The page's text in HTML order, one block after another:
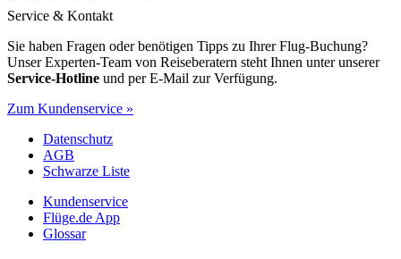
Service & Kontakt
Sie haben Fragen oder benötigen Tipps zu Ihrer Flug-Buchung?
Unser Experten-Team von Reiseberatern steht Ihnen unter unserer
Service-Hotline und per E-Mail zur Verfügung.
Zum Kundenservice »
Datenschutz
AGB
Schwarze Liste
Kundenservice
Flüge.de App
Glossar